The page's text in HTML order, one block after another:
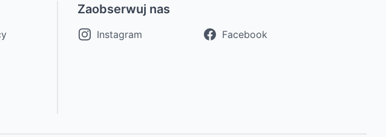
Zaobserwuj nas
Instagram Facebook